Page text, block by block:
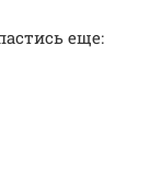
еще: